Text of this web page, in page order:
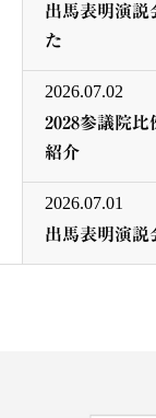
出馬表明演説
た
2026.07.02
2028参議院
紹介
2026.07.01
出馬表明演説